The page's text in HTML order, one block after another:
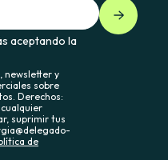
aceptando la
newsletter y
sobre
Derechos:
suprimir tus
de